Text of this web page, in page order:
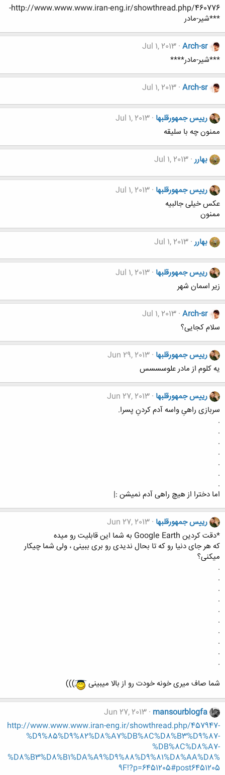
http://www.www.www.iran-eng.ir/showthread.php/460776-
***شیر-مادر
Arch-sr
Jul 1, 2013
***شیر-مادر****
Arch-sr
Jul 1, 2013
رییس جمهورقلبها Jul 1, 2013
ممنون چه با سلیقه
بهارر Jul 1, 2013
رییس جمهورقلبها Jul 1, 2013
عکس خیلی جالبیه
ممنون
بهارر Jul 1, 2013
رییس جمهورقلبها Jul 1, 2013
زیر اسمان شهر
Arch-sr
Jul 1, 2013
سلام کجایی؟
رییس جمهورقلبها Jun 29, 2013
یه کلوم از مادر علوسسسس
رییس جمهورقلبها Jun 27, 2013
سربازی راهیِ واسه آدم کردنِ پسرا.
.
.
.
.
.
.
.
اما دخترا از هیچ راهی آدم نمیشن :|
رییس جمهورقلبها Jun 27, 2013
*دقت کردین Google Earth به شما این قابلیت رو میده
که هر جای دنیا رو که تا بحال ندیدی رو بری ببینی ، ولی شما چیکار
میکنی؟
.
.
.
.
.
.
.
.
.
.
شما صاف میری خونه خودت رو از بالا میبینی
)))
mansourblogfa
Jun 27, 2013
http://www.www.www.iran-eng.ir/showthread.php/457947-
%D9%85%D9%82%D8%A7%DB%8C%D8%B3%D9%87-
%DB%8C%D8%A7-
%D8%B3%D8%B1%DA%A9%D9%88%D9%81%D8%AA%D8%
9F!?p=6451205#post6451205